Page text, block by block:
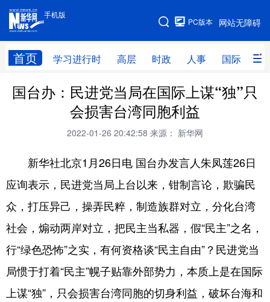
手机版
网站无障碍
PC版本
首页 学习进行时 高层 时政 人事 国际 财
手机版
网站地图
学习进行时 高层 时政 人事
财经 网评
全球连线
科技 科创 量子 体育
文化 书画 健康 军事
法律 中央文件 金融 汽车
食品 人居 信息化 数字经济
学术中国 乡村振兴 银龄 溯源中国
国台办：民进党当局在国际上谋“独”只
会损害台湾同胞利益
2022-01-26 20:42:58 来源： 新华网
新华社北京1月26日电 国台办发言人朱凤莲26日
应询表示，民进党当局上台以来，钳制言论，欺骗民
众，打压异己，操弄民粹，制造族群对立，分化台湾
社会，煽动两岸对立，把民主当私器，假“民主”之名，
行“绿色恐怖”之实，有何资格谈“民主自由”？民进党当
局惯于打着“民主”幌子贴靠外部势力，本质上是在国际
上谋“独”，只会损害台湾同胞的切身利益，破坏台海和